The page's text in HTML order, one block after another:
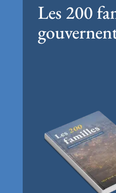
Les 200